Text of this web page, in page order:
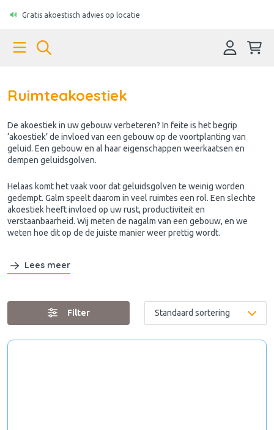
Gratis akoestisch advies op locatie
Ruimteakoestiek
De akoestiekin uw gebouw verbeteren? In feite is het begrip
‘akoestiek’ de invloed van een gebouw op de voortplanting van
geluid. Een gebouw en al haar eigenschappen weerkaatsen en
dempen geluidsgolven.
Helaas komt het vaak voor dat geluidsgolven te weinig worden
gedempt. Galm speelt daarom in veel ruimtes een rol. Een slechte
akoestiek heeft invloed op uw rust, productiviteit en
verstaanbaarheid. Wij meten de nagalm van een gebouw, en we
weten hoe dit op de de juiste manier weer prettig wordt.
Lees meer
Filter